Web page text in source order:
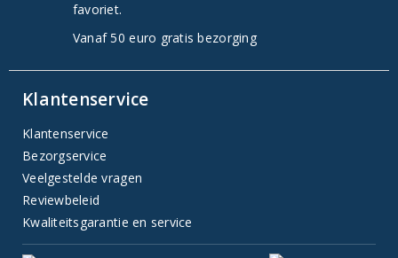
favoriet.
Vanaf 50 euro gratis bezorging
Klantenservice
Klantenservice
Bezorgservice
Veelgestelde vragen
Reviewbeleid
Kwaliteitsgarantie en service